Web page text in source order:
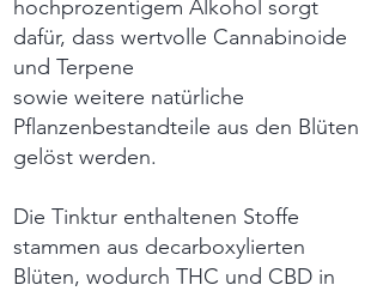
hochprozentigem Alkohol sorgt
dafür, dass wertvolle Cannabinoide
und Terpene
sowie weitere natürliche
Pflanzenbestandteile aus den Blüten
gelöst werden.
Die Tinktur enthaltenen Stoffe
stammen aus decarboxylierten
Blüten, wodurch THC und CBD in